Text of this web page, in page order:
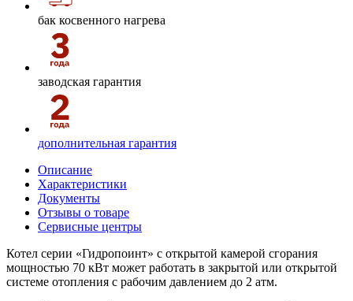
бак косвенного нагрева
заводская гарантия
дополнительная гарантия
Описание
Характеристики
Документы
Отзывы о товаре
Сервисные центры
Котел серии «Гидропоинт» с открытой камерой сгорания
мощностью 70 кВт может работать в закрытой или открытой
системе отопления с рабочим давлением до 2 атм.